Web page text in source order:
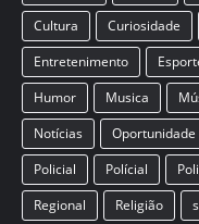
Cultura
Curiosidade
Entretenimento
Humor
Musica
Notícias
Oportunidade
Policial
Polícial
Regional
Religião